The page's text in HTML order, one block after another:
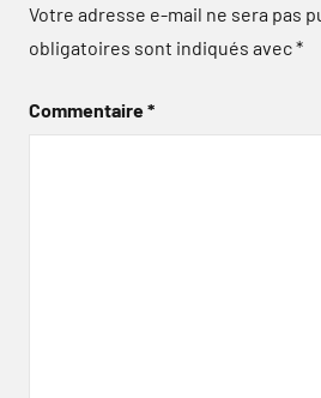
Votre adresse e-mail ne sera pas
obligatoires sont indiqués avec*
Commentaire*